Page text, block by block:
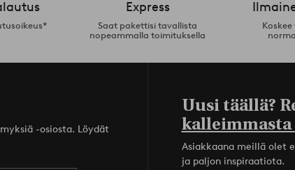
Express
Saat pakettisi tavallista
nopeammalla toimituksella
Koskee
-osiosta. Löydät
Uusi täällä?
Asiakkaana meillä olet
ja paljon inspiraatiota.